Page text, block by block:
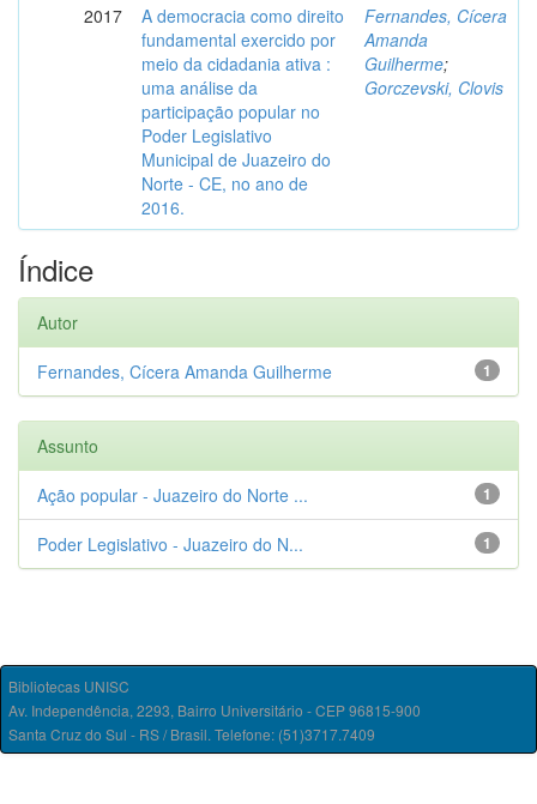
2017
A democracia como direito
fundamental exercido por
meio da cidadania ativa :
uma análise da
participação popular no
Poder Legislativo
Municipal de Juazeiro do
Norte - CE, no ano de
2016.
Fernandes, Cícera
Amanda
Guilherme;
Gorczevski, Clovis
Índice
Autor
1
Fernandes, Cícera Amanda Guilherme
Assunto
1
Ação popular - Juazeiro do Norte ...
1
Poder Legislativo - Juazeiro do N...
Bibliotecas UNISC
Av. Independência, 2293, Bairro Universitário - CEP 96815-900
Santa Cruz do Sul - RS / Brasil. Telefone: (51)3717.7409